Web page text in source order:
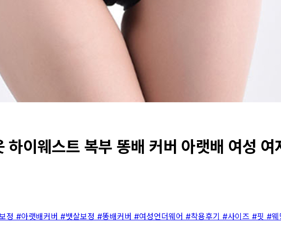
하이웨스트 복부 똥배 커버 아랫배 여성
정 #아랫배커버 #뱃살보정 #똥배커버 #여성언더웨어 #착용후기 #사이즈 #핏 #웨